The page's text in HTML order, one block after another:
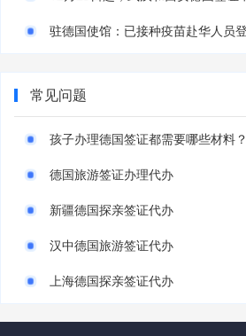
常见问题
孩子办理德国签证都需要哪些材料？
德国旅游签证办理代办
新疆德国探亲签证代办
汉中德国旅游签证代办
上海德国探亲签证代办